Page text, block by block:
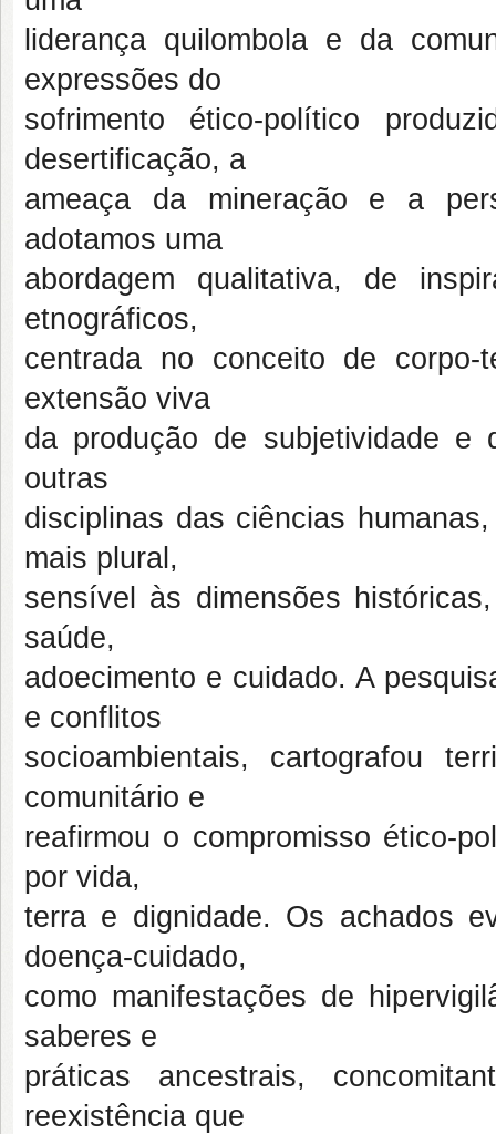
liderança quilombola e da
expressões do
sofrimento ético-político
desertificação, a
ameaça da mineração e a
adotamos uma
abordagem qualitativa, de
etnográficos,
centrada no conceito de corpo-
extensão viva
da produção de subjetividade e
outras
disciplinas das ciências
mais plural,
sensível às dimensões
saúde,
adoecimento e cuidado. A
e conflitos
socioambientais, cartografou
comunitário e
reafirmou o compromisso ético-
por vida,
terra e dignidade. Os achados
doença-cuidado,
como manifestações de
saberes e
práticas ancestrais,
reexistência que